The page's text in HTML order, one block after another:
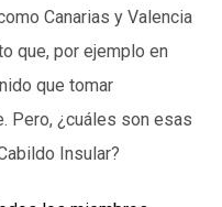
Canarias y Valencia
que, por ejemplo en
que tomar
Pero, ¿cuáles son esas
Insular?